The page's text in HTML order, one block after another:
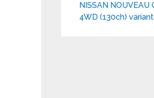
NISSAN NOUVEAU
4WD (130ch)